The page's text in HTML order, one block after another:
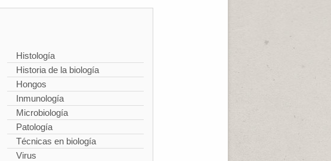
Histología
Historia de la biología
Hongos
Inmunología
Microbiología
Patología
Técnicas en biología
Virus